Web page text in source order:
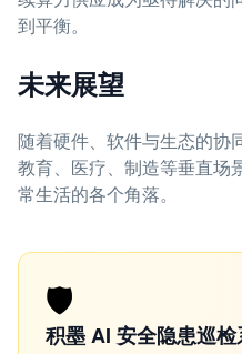
到平衡。
未来展望
随着硬件、软件与生态的协
教育、医疗、制造等垂直场
常生活的各个角落。
🛡️
积墨 AI 安全隐患巡检